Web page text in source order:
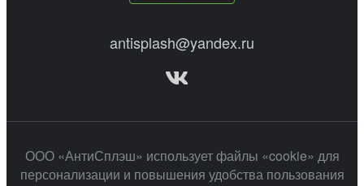
antisplash@yandex.ru
ООО «АнтиСплэш» использует файлы «cookie» для
персонализации и повышения удобства пользования